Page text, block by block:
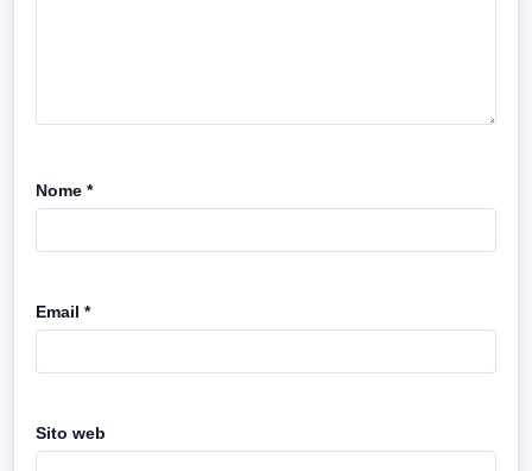
Nome *
Email *
Sito web